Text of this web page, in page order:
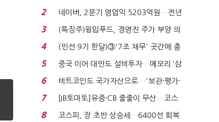
로봇·AI 등 논...
2
네이버, 2분기 영업익 5203억원…전년
비 0.2% 감소...
3
(특징주)윙입푸드, 경영진 주가 부양 의
지에 상한가...
4
(민선 9기 한달)③'7조 채무' 곳간에 충
격…추미애, 20년...
5
중국 이어 대만도 설비투자…메모리 ‘삼
국전쟁’
6
비트코인도 국가자산으로…'보관·평가·
처분' 기준은 ...
7
[IB토마토]유증·CB 줄줄이 무산…코스
닥 벌점 급증에 ...
8
코스피, 장 초반 상승세…6400선 회복